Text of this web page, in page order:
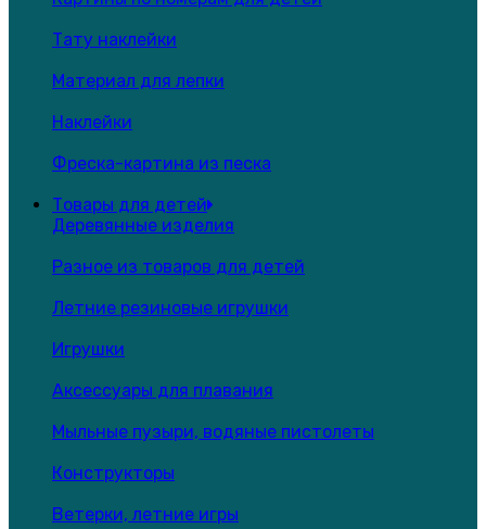
Тату наклейки
Материал для лепки
Наклейки
Фреска-картина из песка
Товары для детей
Деревянные изделия
Разное из товаров для детей
Летние резиновые игрушки
Игрушки
Аксессуары для плавания
Мыльные пузыри, водяные пистолеты
Конструкторы
Ветерки, летние игры